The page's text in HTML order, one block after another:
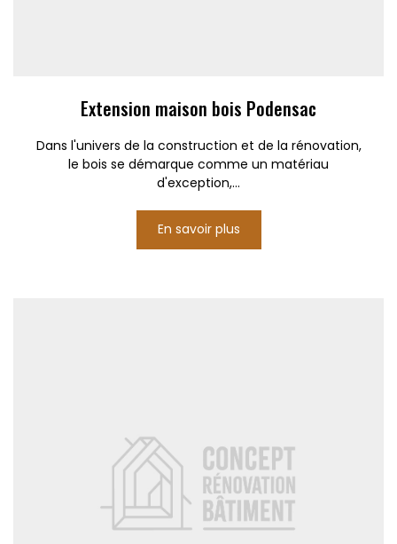
Extension maison bois Podensac
Dans l'univers de la construction et de la rénovation,
le bois se démarque comme un matériau
d'exception,...
En savoir plus